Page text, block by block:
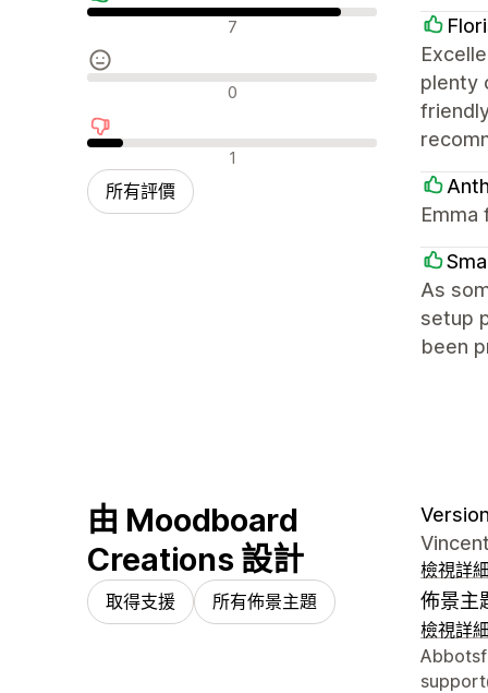
正面評論 7
中立評論 0
負面評論 1
所有評價
plenty
As
setup
been
由 Moodboard
Creations 設計
取得支援 所有佈景主題
檢視詳
佈景主
檢視詳
設計者